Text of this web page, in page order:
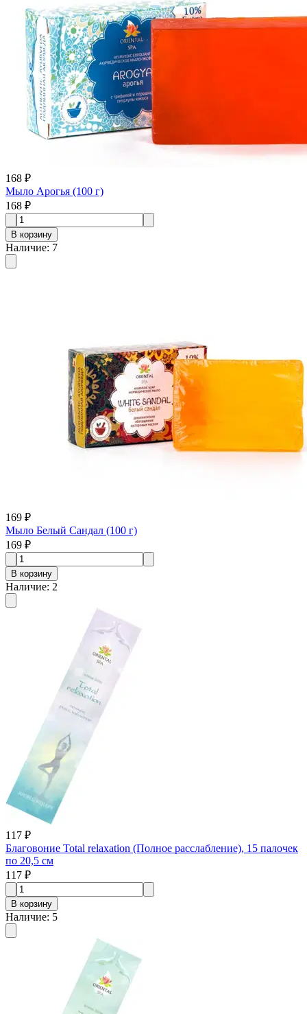
168 ₽
Мыло Арогья (100 г)
168 ₽
В корзину
Наличие: 7
169 ₽
Мыло Белый Сандал (100 г)
169 ₽
В корзину
Наличие: 2
117 ₽
Благовоние Total relaxation (Полное расслабление), 15 палочек
по 20,5 см
117 ₽
В корзину
Наличие: 5